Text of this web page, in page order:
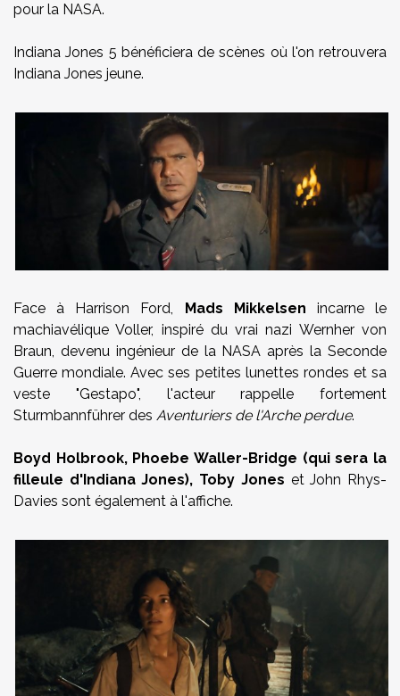
pour la NASA.
Indiana Jones 5 bénéficiera de scènes où l'on retrouvera
Indiana Jones jeune.
Face à Harrison Ford, Mads Mikkelsen incarne le
machiavélique Voller, inspiré du vrai nazi Wernher von
Braun, devenu ingénieur de la NASA après la Seconde
Guerre mondiale. Avec ses petites lunettes rondes et sa
veste "Gestapo", l'acteur rappelle fortement
Sturmbannführer des Aventuriers de l'Arche perdue.
Boyd Holbrook, Phoebe Waller-Bridge (qui sera la
filleule d'Indiana Jones), Toby Jones et John Rhys-
Davies sont également à l'affiche.